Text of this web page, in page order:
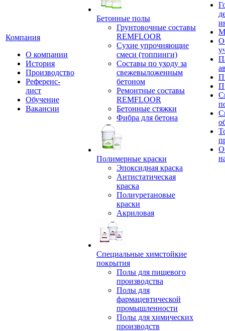
Компания
О компании
История
Производство
Референс-
лист
Обучение
Вакансии
Бетонные полы
Грунтовочные составы
REMFLOOR
Сухие упрочняющие
смеси (топпинги)
Составы по уходу за
свежевыложенным
бетоном
Ремонтные составы
REMFLOOR
Бетонные стяжки
Фибра для бетона
Полимерные краски
Эпоксидная краска
Антистатическая
краска
Полиуретановые
краски
Акриловая
Специальные химстойкие
покрытия
Полы для пищевого
производства
Полы для
фармацевтической
промышленности
Полы для химических
производств